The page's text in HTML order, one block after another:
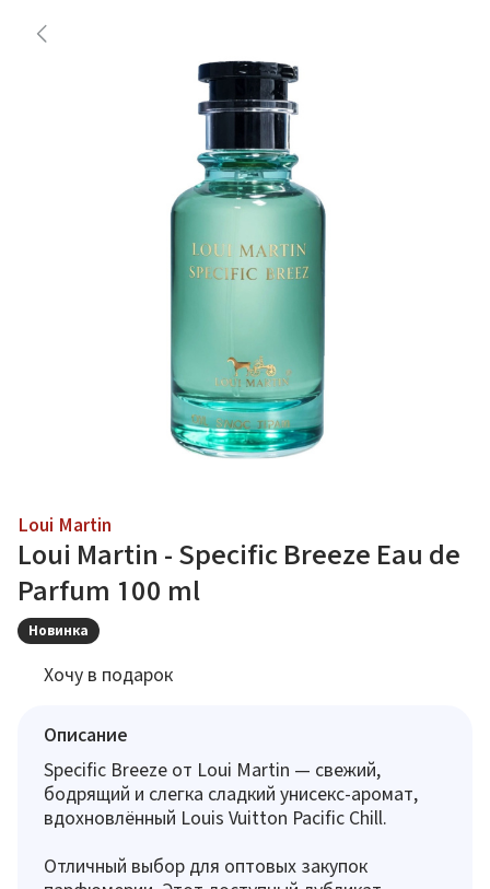
Loui Martin
Loui Martin - Specific Breeze Eau de
Parfum 100 ml
Новинка
Хочу в подарок
Описание
Specific Breeze от Loui Martin — свежий,
бодрящий и слегка сладкий унисекс-аромат,
вдохновлённый Louis Vuitton Pacific Chill.
Отличный выбор для оптовых закупок